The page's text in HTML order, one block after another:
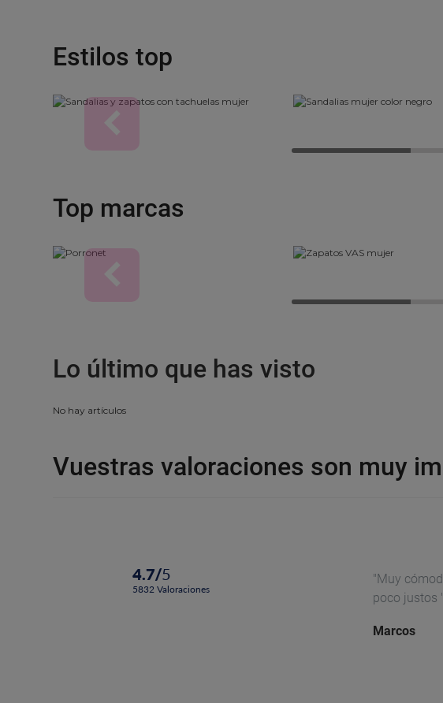
Estilos top
Top marcas
Lo último que has visto
No hay artículos
Vuestras valoraciones son muy
4.7/5
5832 Valoraciones
"Muy
poco justos "
Marcos